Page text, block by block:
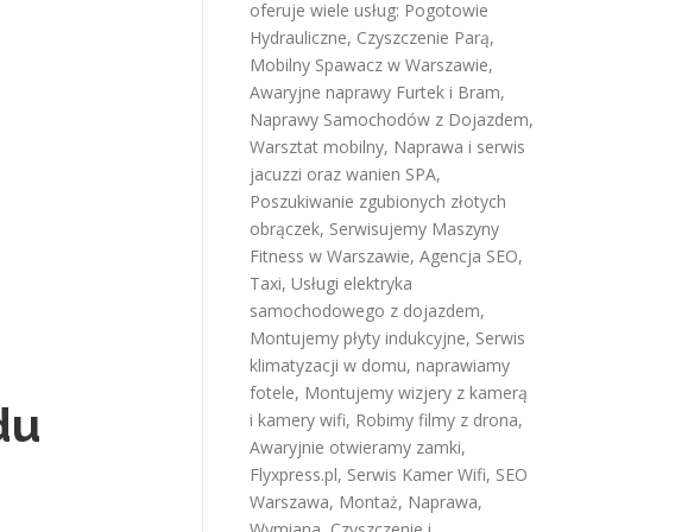
oferuje wiele usług: Pogotowie
Hydrauliczne, Czyszczenie Parą,
Mobilny Spawacz w Warszawie,
Awaryjne naprawy Furtek i Bram,
Naprawy Samochodów z Dojazdem,
Warsztat mobilny, Naprawa i serwis
jacuzzi oraz wanien SPA,
Poszukiwanie zgubionych złotych
obrączek, Serwisujemy Maszyny
Fitness w Warszawie, Agencja SEO,
Taxi, Usługi elektryka
samochodowego z dojazdem,
Montujemy płyty indukcyjne, Serwis
klimatyzacji w domu, naprawiamy
fotele, Montujemy wizjery z kamerą
i kamery wifi, Robimy filmy z drona,
Awaryjnie otwieramy zamki,
Flyxpress.pl, Serwis Kamer Wifi, SEO
Warszawa, Montaż, Naprawa,